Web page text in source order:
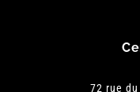
72 rue